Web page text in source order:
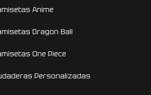
Anime
Dragon Ball
One Piece
Personalizadas